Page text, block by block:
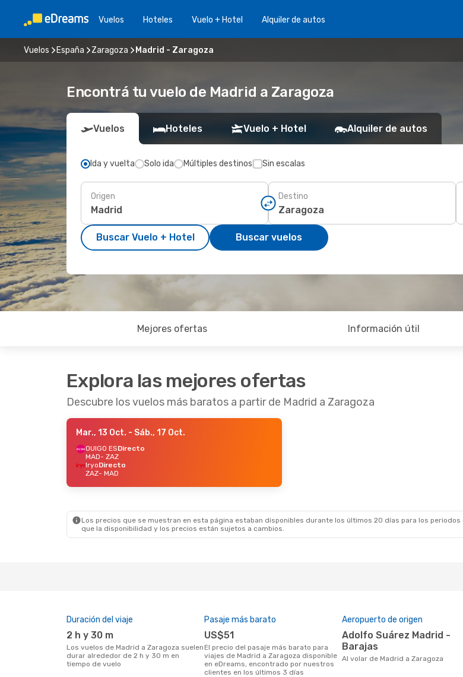
Vuelos Hoteles Vuelo + Hotel Alquiler de autos
Vuelos España Zaragoza Madrid - Zaragoza
Encontrá tu vuelo de Madrid a Zaragoza
Vuelos Hoteles Vuelo + Hotel Alquiler de autos
Ida y vuelta Solo ida Múltiples destinos Sin escalas
Origen Destino
Buscar Vuelo + Hotel Buscar vuelos
Mejores ofertas Información útil
Explora las mejores ofertas
Descubre los vuelos más baratos a partir de Madrid a Zaragoza
Mar., 13 Oct. - Sáb., 17 Oct.
OUIGO ESDirecto
MAD- ZAZ
IryoDirecto
ZAZ- MAD
Los precios que se muestran en esta página estaban disponibles durante los últimos 20 días para los
que la disponibilidad y los precios están sujetos a cambios.
Duración del viaje
2 h y 30 m
Los vuelos de Madrid a Zaragoza suelen
durar alrededor de 2 h y 30 m en
tiempo de vuelo
Pasaje más barato
US$51
El precio del pasaje más barato para
viajes de Madrid a Zaragoza disponible
en eDreams, encontrado por nuestros
clientes en los últimos 3 días
Aeropuerto de origen
Adolfo Suárez Madrid -
Barajas
Al volar de Madrid a Zaragoza